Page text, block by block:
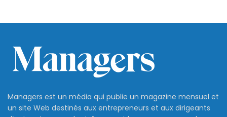
Managers est un média qui publie un magazine mensuel et
un site Web destinés aux entrepreneurs et aux dirigeants